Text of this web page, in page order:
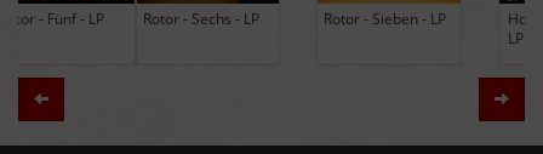
Rotor - Sechs - LP Rotor - Sieben - LP
Hodja - The Band -
LP (Limited Edition
Zurück